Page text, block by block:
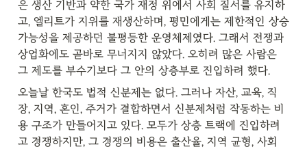
은 생산 기반과 약한 국가 재정 위에서 사회 질서를 유지하
고, 엘리트가 지위를 재생산하며, 평민에게는 제한적인 상승
가능성을 제공하던 불평등한 운영체제였다. 그래서 전쟁과
상업화에도 곧바로 무너지지 않았다. 오히려 많은 사람은
그 제도를 부수기보다 그 안의 상층부로 진입하려 했다.
오늘날 한국도 법적 신분제는 없다. 그러나 자산, 교육, 직
장, 지역, 혼인, 주거가 결합하면서 신분제처럼 작동하는 비
용 구조가 만들어지고 있다. 모두가 상층 트랙에 진입하려
고 경쟁하지만, 그 경쟁의 비용은 출산율, 지역 균형, 사회